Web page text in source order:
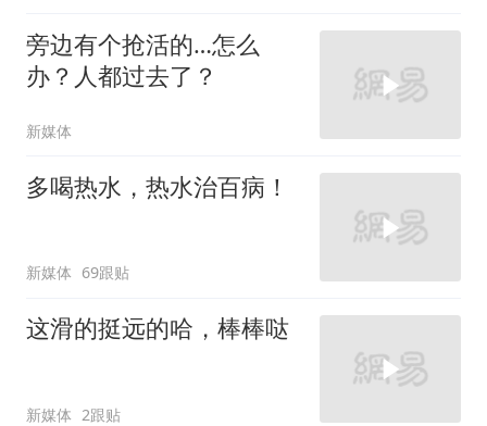
旁边有个抢活的…怎么
办？人都过去了？
新媒体
多喝热水，热水治百病！
新媒体 69跟贴
这滑的挺远的哈，棒棒哒
新媒体 2跟贴